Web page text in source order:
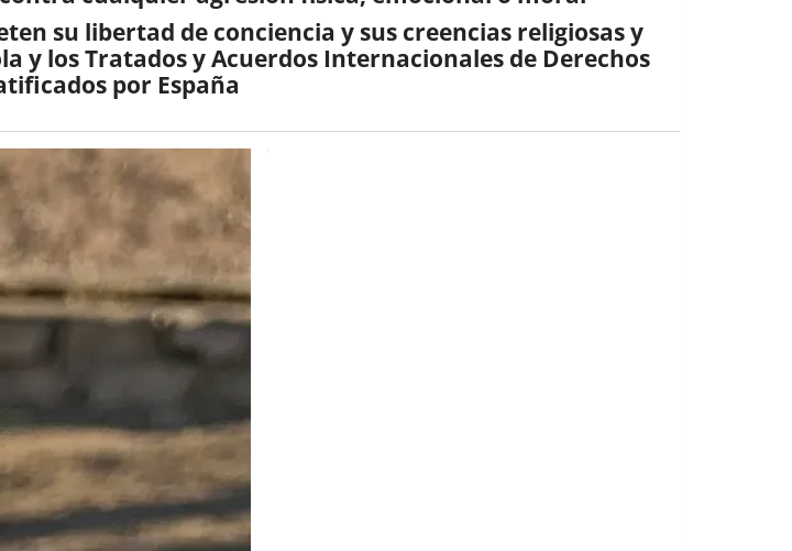
su libertad de conciencia y sus creencias religiosas y
y los Tratados y Acuerdos Internacionales de Derechos
por España